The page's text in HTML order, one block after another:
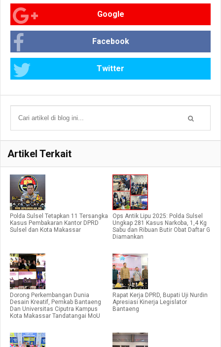
Google
Facebook
Twitter
Artikel Terkait
Polda Sulsel Tetapkan 11 Tersangka
Kasus Pembakaran Kantor DPRD
Sulsel dan Kota Makassar
Ops Antik Lipu 2025: Polda Sulsel
Ungkap 281 Kasus Narkoba, 1,4 Kg
Sabu dan Ribuan Butir Obat Daftar G
Diamankan
Dorong Perkembangan Dunia
Desain Kreatif, Pemkab Bantaeng
Dan Universitas Ciputra Kampus
Kota Makassar Tandatangai MoU
Rapat Kerja DPRD, Bupati Uji Nurdin
Apresiasi Kinerja Legislator
Bantaeng